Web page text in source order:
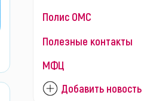
Полис ОМС
Полезные контакты
МФЦ
Добавить новость